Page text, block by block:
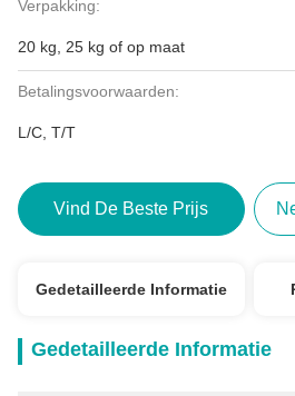
Verpakking:
20 kg, 25 kg of op maat
Betalingsvoorwaarden:
L/C, T/T
Vind De Beste Prijs
Gedetailleerde Informatie
Gedetailleerde Informatie